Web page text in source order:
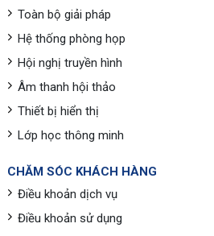
Toàn bộ giải pháp
Hệ thống phòng họp
Hội nghị truyền hình
Âm thanh hội thảo
Thiết bị hiển thị
Lớp học thông minh
CHĂM SÓC KHÁCH HÀNG
Điều khoản dịch vụ
Điều khoản sử dụng